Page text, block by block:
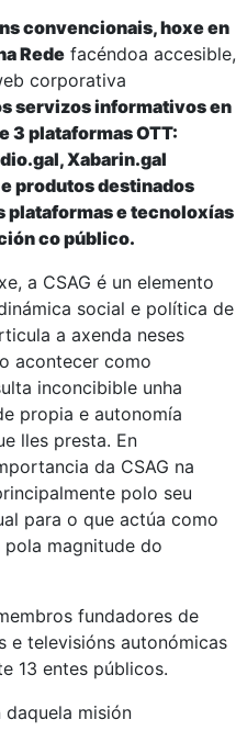
convencionais, hoxe en
Rede facéndoa accesible,
corporativa
servizos informativos en
3 plataformas OTT:
Xabarin.gal
produtos destinados
plataformas e tecnoloxías
co público.
a CSAG é un elemento
social e política de
a axenda neses
acontecer como
inconcibible unha
propia e autonomía
lles presta. En
da CSAG na
polo seu
para o que actúa como
magnitude do
fundadores de
e televisións autonómicas
13 entes públicos.
daquela misión